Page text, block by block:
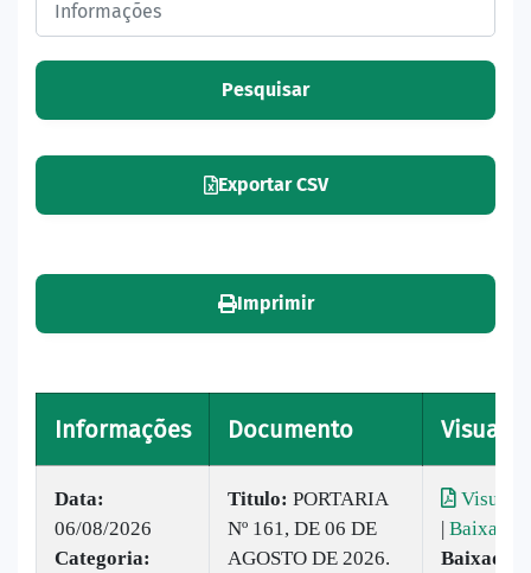
Pesquisar
Exportar CSV
Imprimir
Informações Documento
Data:
06/08/2026
Categoria:
Titulo: PORTARIA
Nº 161, DE 06 DE
AGOSTO DE 2026.
| Baixar
Baixado: